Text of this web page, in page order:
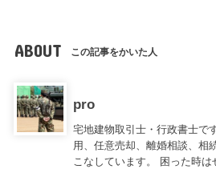
ABOUT この記事をかいた人
pro
宅地建物取引士・行政書士で
用、任意売却、離婚相談、相
こなしています。 困った時は